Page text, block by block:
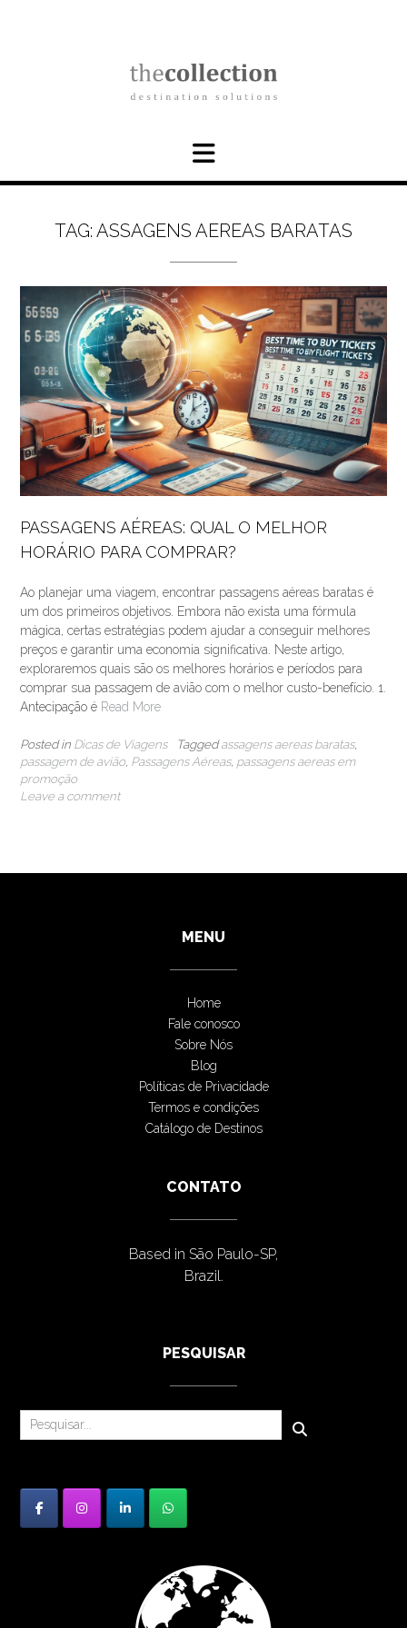
TAG: ASSAGENS AEREAS BARATAS
PASSAGENS AÉREAS: QUAL O MELHOR
HORÁRIO PARA COMPRAR?
Ao planejar uma viagem, encontrar passagens aéreas baratas é
um dos primeiros objetivos. Embora não exista uma fórmula
mágica, certas estratégias podem ajudar a conseguir melhores
preços e garantir uma economia significativa. Neste artigo,
exploraremos quais são os melhores horários e períodos para
comprar sua passagem de avião com o melhor custo-benefício. 1.
Antecipação é Read More
Posted in Dicas de Viagens Taggedassagens aereas baratas,
passagem de avião, Passagens Aéreas, passagens aereas em
promoção
Leave a comment
MENU
Home
Fale conosco
Sobre Nós
Blog
Políticas de Privacidade
Termos e condições
Catálogo de Destinos
CONTATO
Based in São Paulo-SP,
Brazil.
PESQUISAR